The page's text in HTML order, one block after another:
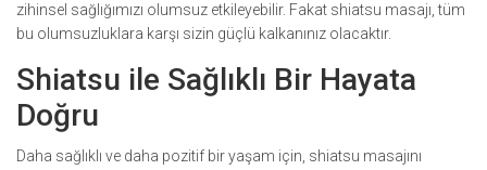
zihinsel sağlığımızı olumsuz etkileyebilir. Fakat shiatsu masajı, tüm
bu olumsuzluklara karşı sizin güçlü kalkanınız olacaktır.
Shiatsu ile Sağlıklı Bir Hayata
Doğru
Daha sağlıklı ve daha pozitif bir yaşam için, shiatsu masajını